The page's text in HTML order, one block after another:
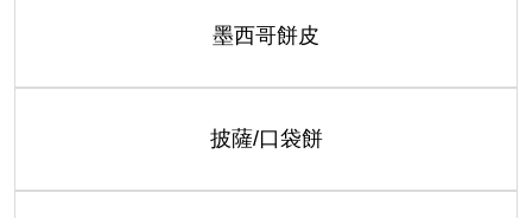
墨西哥餅皮
披薩/口袋餅